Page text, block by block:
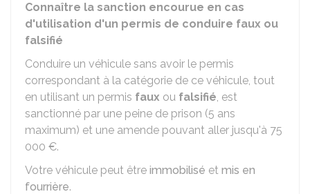
Connaître la sanction encourue en cas
d'utilisation d'un permis de conduire faux ou
falsifié
Conduire un véhicule sans avoir le permis
correspondant à la catégorie de ce véhicule, tout
en utilisant un permis faux ou falsifié, est
sanctionné par une peine de prison (5 ans
maximum) et une amende pouvant aller jusqu'à 75
000 €.
Votre véhicule peut être immobilisé et mis en
fourrière.